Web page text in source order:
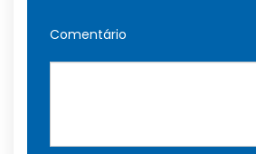
Comentário